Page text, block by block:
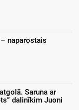
naparostais
Saruna ar
dalinīkim Juoni